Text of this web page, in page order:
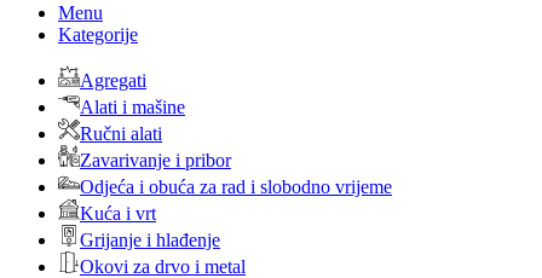
Menu
Kategorije
Agregati
Alati i mašine
Ručni alati
Zavarivanje i pribor
Odjeća i obuća za rad i slobodno vrijeme
Kuća i vrt
Grijanje i hlađenje
Okovi za drvo i metal